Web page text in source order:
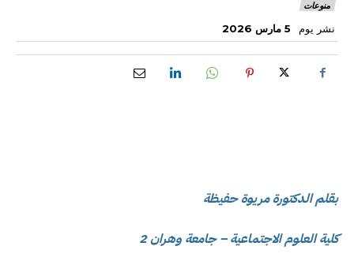
منوعات
نشر يوم 5 مارس 2026
بقلم الدكتورة مريوة حفيظة
كلية العلوم الاجتماعية – جامعة وهران 2